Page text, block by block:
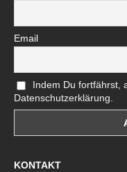
Email
Indem Du fortfährst,
Datenschutzerklärung.
KONTAKT